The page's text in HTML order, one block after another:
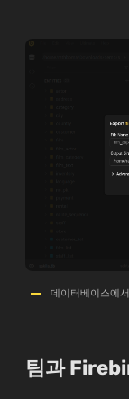
데이터베이스에
팀과